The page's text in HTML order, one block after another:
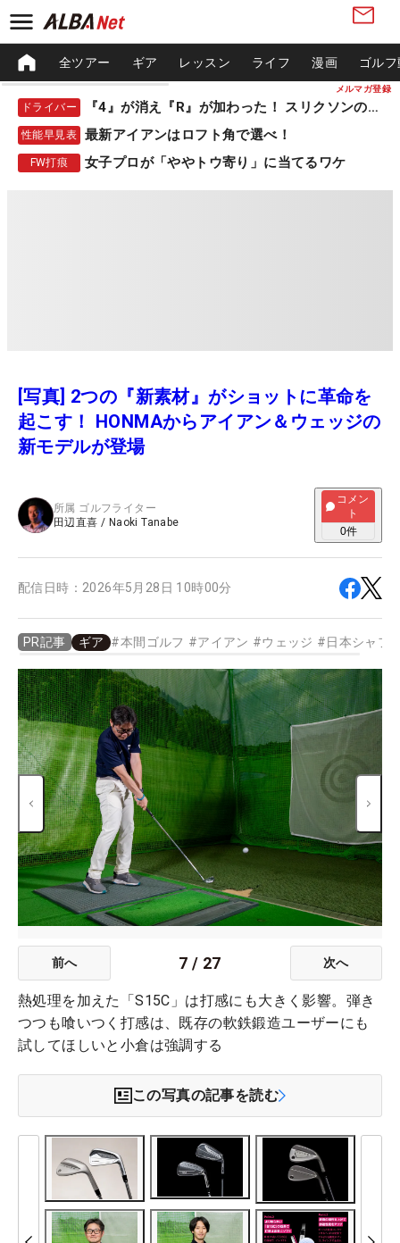
メルマガ登録
全ツアー ギア レッスン ライフ 漫画 ゴル
ドライバー 『4』が消え『R』が加わった！ スリクソンの新作
性能早見表 最新アイアンはロフト角で選べ！
FW打痕 女子プロが「ややトウ寄り」に当てるワケ
[写真] 2つの『新素材』がショットに革命を
起こす！ HONMAからアイアン＆ウェッジの
新モデルが登場
所属 ゴルフライター
田辺直喜 / Naoki Tanabe
コメン
ト
0件
配信日時： 2026年5月28日 10時00分
PR記事 ギア #本間ゴルフ #アイアン #ウェッジ #日本シャフ
前へ 7 / 27 次へ
熱処理を加えた「S15C」は打感にも大きく影響。弾き
つつも喰いつく打感は、既存の軟鉄鍛造ユーザーにも
試してほしいと小倉は強調する
この写真の記事を読む